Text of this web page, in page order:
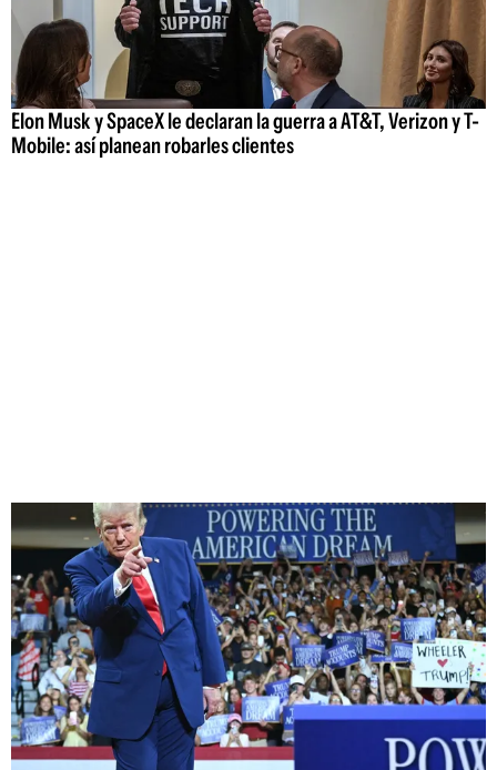
Elon Musk y SpaceX le declaran la guerra a AT&T, Verizon y T-
Mobile: así planean robarles clientes